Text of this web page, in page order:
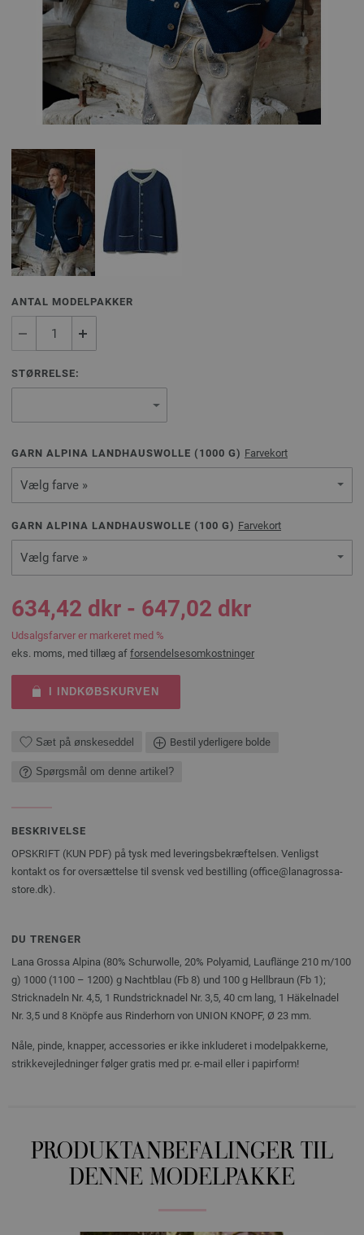
ANTAL MODELPAKKER
STØRRELSE:
GARN ALPINA LANDHAUSWOLLE ( 1000 G) Farvekort
Vælg farve »
GARN ALPINA LANDHAUSWOLLE ( 100 G) Farvekort
Vælg farve »
634,42 dkr - 647,02 dkr
Udsalgsfarver er markeret med %
eks. moms, med tillæg af forsendelsesomkostninger
I INDKØBSKURVEN
Sæt på ønskeseddel Bestil yderligere bolde
Spørgsmål om denne artikel?
BESKRIVELSE
OPSKRIFT (KUN PDF) på tysk med leveringsbekræftelsen. Venligst
kontakt os for oversættelse til svensk ved bestilling (office@lanagrossa-
store.dk).
DU TRENGER
Lana Grossa Alpina (80% Schurwolle, 20% Polyamid, Lauflänge 210 m/100
g) 1000 (1100 – 1200) g Nachtblau (Fb 8) und 100 g Hellbraun (Fb 1);
Stricknadeln Nr. 4,5, 1 Rundstricknadel Nr. 3,5, 40 cm lang, 1 Häkelnadel
Nr. 3,5 und 8 Knöpfe aus Rinderhorn von UNION KNOPF, Ø 23 mm.
Nåle, pinde, knapper, accessories er ikke inkluderet i modelpakkerne,
strikkevejledninger følger gratis med pr. e-mail eller i papirform!
PRODUKTANBEFALINGER TIL
DENNE MODELPAKKE